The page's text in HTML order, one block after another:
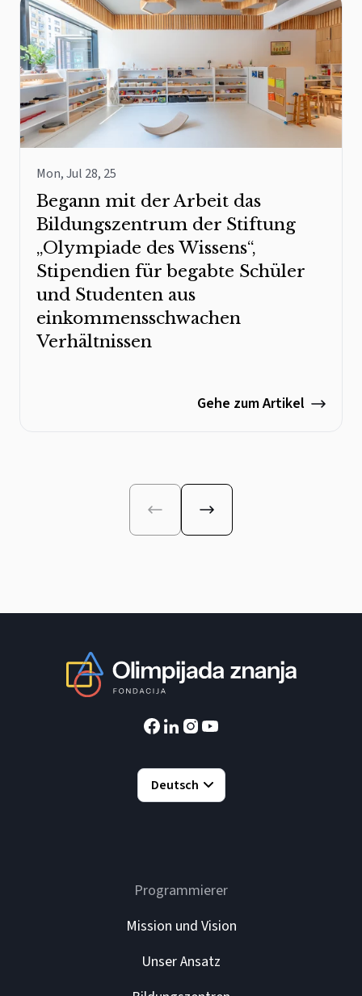
Mon, Jul 28, 25
Begann mit der Arbeit das
Bildungszentrum der Stiftung
„Olympiade des Wissens“,
Stipendien für begabte Schüler
und Studenten aus
einkommensschwachen
Verhältnissen
Gehe zum Artikel
Deutsch
Programmierer
Mission und Vision
Unser Ansatz